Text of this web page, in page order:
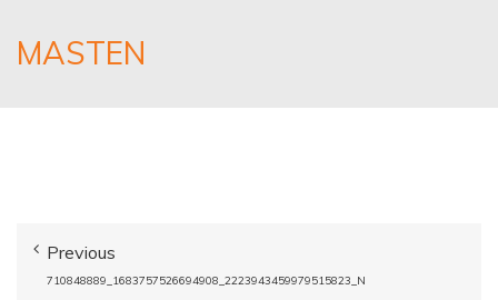
MASTEN
Previous
710848889_1683757526694908_2223943459979515823_N